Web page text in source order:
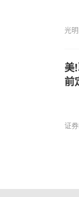
光
美
前
证